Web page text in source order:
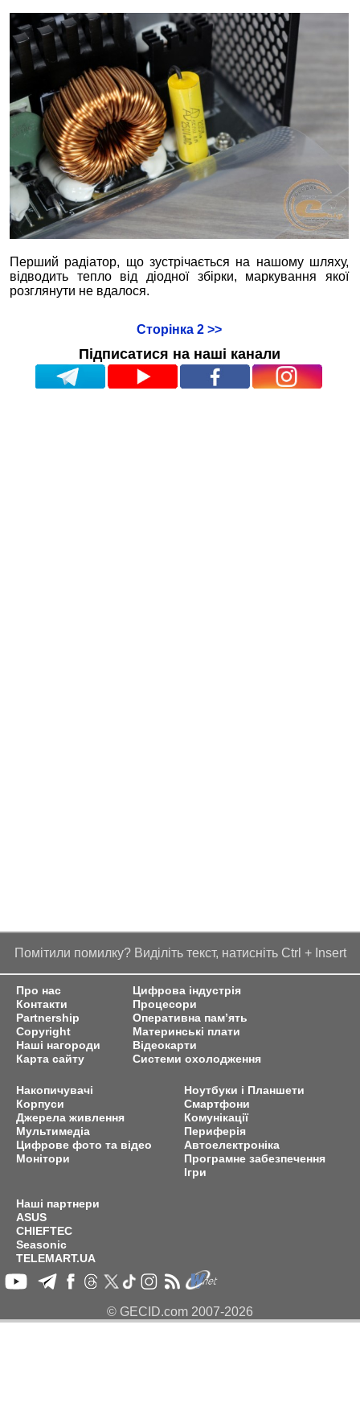
Перший радіатор, що зустрічається на нашому шляху,
відводить тепло від діодної збірки, маркування якої
розглянути не вдалося.
Сторінка 2 >>
Підписатися на наші канали
Помітили помилку? Виділіть текст, натисніть Ctrl + Insert
Про нас
Контакти
Partnership
Copyright
Наші нагороди
Карта сайту
Цифрова індустрія
Процесори
Оперативна пам’ять
Материнські плати
Відеокарти
Системи охолодження
Накопичувачі
Корпуси
Джерела живлення
Мультимедіа
Цифрове фото та відео
Монітори
Ноутбуки і Планшети
Смартфони
Комунікації
Периферія
Автоелектроніка
Програмне забезпечення
Ігри
Наші партнери
ASUS
CHIEFTEC
Seasonic
TELEMART.UA
© GECID.com 2007-2026